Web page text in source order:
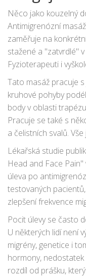
Antimigrenózní
něco navíc –
zbytečného
Něco jako kouzelný
Antimigrenózní
zaměřuje na
stažené a "zatvrdlé"
Fyzioterapeuti i
tyhle svaly dokážou
nebo rovnou
průtok krve, podpořit
mozek. Všiml sis
zatuhlý krk a
Tato masáž pracuje
kruhové pohyby
body v oblasti
Pracuje se také s
a čelistních svalů.
snižovalo svalové
spouštěč bolesti.
(například
přikládání teplých/
Lékařská studie
Head and Face
úleva po
testovaných
zlepšení frekvence
měsíčně po dobu tří
v Praze pak uvádí, že
spánku a snížení
Pocit úlevy se často
U některých lidí není
migrény, genetice i
hormony, nedostatek
rozdíl od prášku,